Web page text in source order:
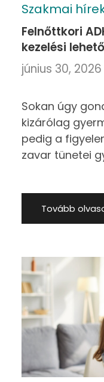
Szakmai
Felnőttkori
kezelési
június 30, 2026
Sokan úgy
kizárólag
pedig a
zavar tünetei
nehezítheti
Tovább